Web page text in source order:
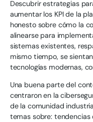
Descubrir estrategias
aumentar los KPI de la
honesto sobre cómo la
alinearse para
sistemas existentes,
mismo tiempo, se
tecnologías modernas,
Una buena parte del
centraron en la
de la comunidad
temas sobre: tendencias